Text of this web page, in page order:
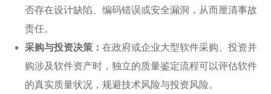
否存在设计缺陷、编码错误或安全漏洞，从而厘清事故
责任。
采购与投资决策：在政府或企业大型软件采购、投资并
购涉及软件资产时，独立的质量鉴定流程可以评估软件
的真实质量状况，规避技术风险与投资风险。